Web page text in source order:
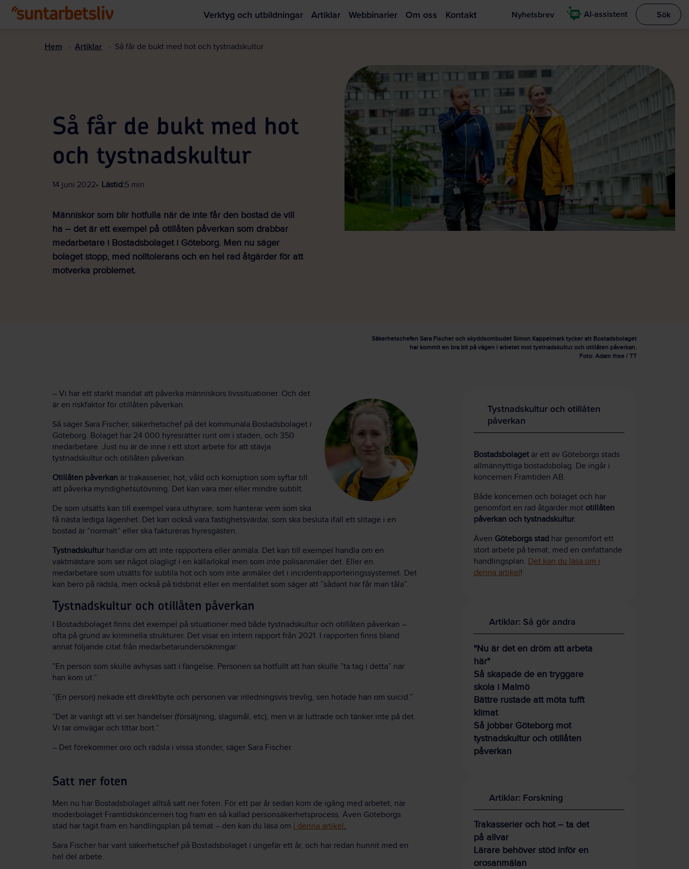
Verktyg och utbildningar Artiklar Webbinarier Om oss Kontakt Nyhetsbrev AI-assistent Visa
Sök
Hem Artiklar Så får de bukt med hot och tystnadskultur
Så får de bukt med hot
och tystnadskultur
14 juni 2022 Lästid:5 min
Människor som blir hotfulla när de inte får den bostad de vill
ha – det är ett exempel på otillåten påverkan som drabbar
medarbetare i Bostadsbolaget i Göteborg. Men nu säger
bolaget stopp, med nolltolerans och en hel rad åtgärder för att
motverka problemet.
Säkerhetschefen Sara Fischer och skyddsombudet Simon Kappelmark tycker att Bostadsbolaget
har kommit en bra bit på vägen i arbetet mot tystnadskultur och otillåten påverkan.
Foto: Adam Ihse / TT
– Vi har ett starkt mandat att påverka människors livssituationer. Och det
är en riskfaktor för otillåten påverkan.
Så säger Sara Fischer, säkerhetschef på det kommunala Bostadsbolaget i
Göteborg. Bolaget har 24 000 hyresrätter runt om i staden, och 350
medarbetare. Just nu är de inne i ett stort arbete för att stävja
tystnadskultur och otillåten påverkan.
Otillåten påverkan är trakasserier, hot, våld och korruption som syftar till
att påverka myndighetsutövning. Det kan vara mer eller mindre subtilt.
De som utsätts kan till exempel vara uthyrare, som hanterar vem som ska
få nästa lediga lägenhet. Det kan också vara fastighetsvärdar, som ska besluta ifall ett slitage i en
bostad är ”normalt” eller ska faktureras hyresgästen.
Tystnadskultur handlar om att inte rapportera eller anmäla. Det kan till exempel handla om en
vaktmästare som ser något olagligt i en källarlokal men som inte polisanmäler det. Eller en
medarbetare som utsätts för subtila hot och som inte anmäler det i incidentrapporteringssystemet. Det
kan bero på rädsla, men också på tidsbrist eller en mentalitet som säger att ”sådant här får man tåla”.
Tystnadskultur och otillåten påverkan
I Bostadsbolaget finns det exempel på situationer med både tystnadskultur och otillåten påverkan –
ofta på grund av kriminella strukturer. Det visar en intern rapport från 2021. I rapporten finns bland
annat följande citat från medarbetarundersökningar:
”En person som skulle avhysas satt i fängelse. Personen sa hotfullt att han skulle ”ta tag i detta” när
han kom ut.”
”(En person) nekade ett direktbyte och personen var inledningsvis trevlig, sen hotade han om suicid.”
”Det är vanligt att vi ser händelser (försäljning, slagsmål, etc), men vi är luttrade och tänker inte på det.
Vi tar omvägar och tittar bort.”
– Det förekommer oro och rädsla i vissa stunder, säger Sara Fischer.
Satt ner foten
Men nu har Bostadsbolaget alltså satt ner foten. För ett par år sedan kom de igång med arbetet, när
moderbolaget Framtidskoncernen tog fram en så kallad personsäkerhetsprocess. Även Göteborgs
stad har tagit fram en handlingsplan på temat – den kan du läsa om i denna artikel.
Sara Fischer har varit säkerhetschef på Bostadsbolaget i ungefär ett år, och har redan hunnit med en
hel del arbete.
Tystnadskultur och otillåten
påverkan
Bostadsbolagetär ett av Göteborgs stads
allmännyttiga bostadsbolag. De ingår i
koncernen Framtiden AB.
Både koncernen och bolaget och har
genomfört en rad åtgärder mot otillåten
påverkan och tystnadskultur.
Även Göteborgs stad har genomfört ett
stort arbete på temat, med en omfattande
handlingsplan. Det kan du läsa om i
denna artikel!
Artiklar: Så gör andra
"Nu är det en dröm att arbeta
här"
Så skapade de en tryggare
skola i Malmö
Bättre rustade att möta tufft
klimat
Så jobbar Göteborg mot
tystnadskultur och otillåten
påverkan
Artiklar: Forskning
Trakasserier och hot – ta det
på allvar
Lärare behöver stöd inför en
orosanmälan